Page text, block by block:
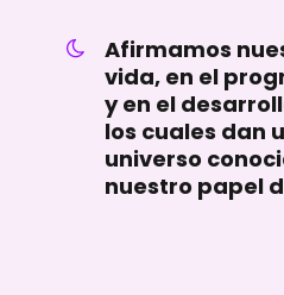
Afirmamos
vida, en el
y en el
los cuales dan
universo
nuestro papel